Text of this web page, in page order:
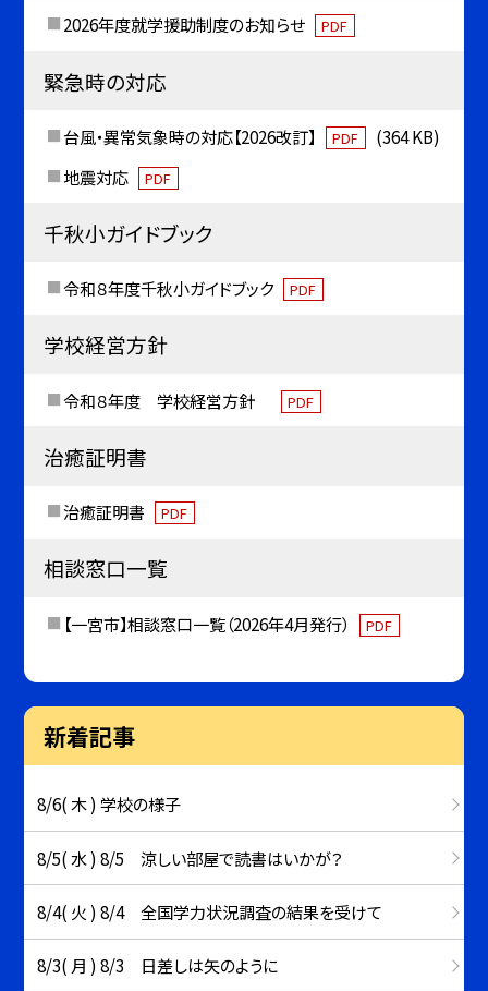
2026年度就学援助制度のお知らせ PDF
緊急時の対応
台風・異常気象時の対応【2026改訂】 PDF
(364 KB)
地震対応
PDF
千秋小ガイドブック
令和８年度千秋小ガイドブック PDF
学校経営方針
令和８年度 学校経営方針 PDF
治癒証明書
治癒証明書 PDF
相談窓口一覧
【一宮市】相談窓口一覧（2026年4月発行） PDF
新着記事
8/6( 木 ) 学校の様子
8/5( 水 ) 8/5 涼しい部屋で読書はいかが？
8/4( 火 ) 8/4 全国学力状況調査の結果を受けて
8/3( 月 ) 8/3 日差しは矢のように